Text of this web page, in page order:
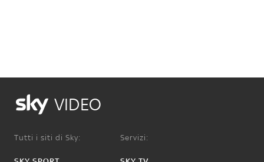
VIDEO
Tutti i siti di Sky: Servizi: